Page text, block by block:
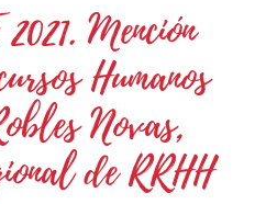
Mención
Humanos
Novas,
de RRHH